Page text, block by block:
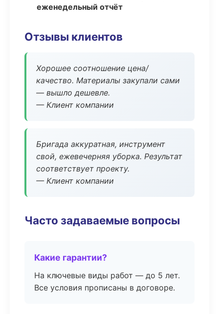
еженедельный отчёт
Отзывы клиентов
Хорошее соотношение цена/
качество. Материалы закупали сами
— вышло дешевле.
— Клиент компании
Бригада аккуратная, инструмент
свой, ежевечерняя уборка. Результат
соответствует проекту.
— Клиент компании
Часто задаваемые вопросы
Какие гарантии?
На ключевые виды работ — до 5 лет.
Все условия прописаны в договоре.